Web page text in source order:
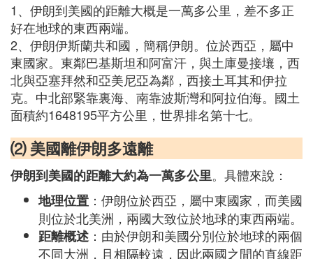
1、伊朗到美國的距離大概是一萬多公里，差不多正
好在地球的東西兩端。
2、伊朗伊斯蘭共和國，簡稱伊朗。位於西亞，屬中
東國家。東鄰巴基斯坦和阿富汗，與土庫曼接壤，西
北與亞塞拜然和亞美尼亞為鄰，西接土耳其和伊拉
克。中北部緊靠裏海、南靠波斯灣和阿拉伯海。國土
面積約1648195平方公里，世界排名第十七。
⑵ 美國離伊朗多遠離
伊朗到美國的距離大約為一萬多公里。具體來說：
地理位置 ：伊朗位於西亞，屬中東國家，而美國
則位於北美洲，兩國大致位於地球的東西兩端。
距離概述 ：由於伊朗和美國分別位於地球的兩個
不同大洲，且相隔較遠，因此兩國之間的直線距